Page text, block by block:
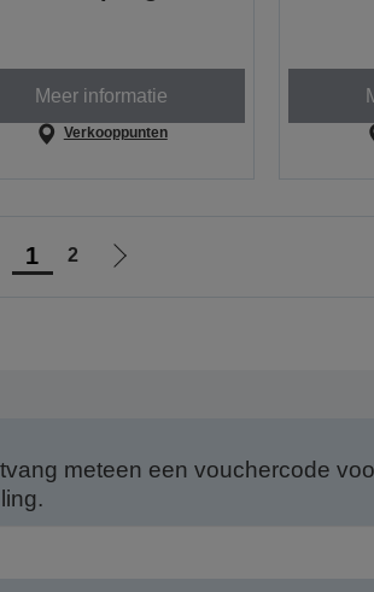
Meer informatie
Verkooppunten
1 2
Ga
meteen een vouchercode